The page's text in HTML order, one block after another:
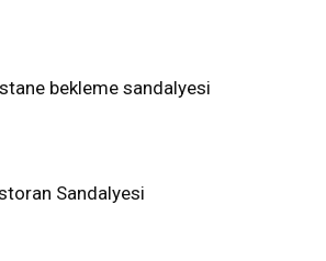
bekleme sandalyesi
Sandalyesi